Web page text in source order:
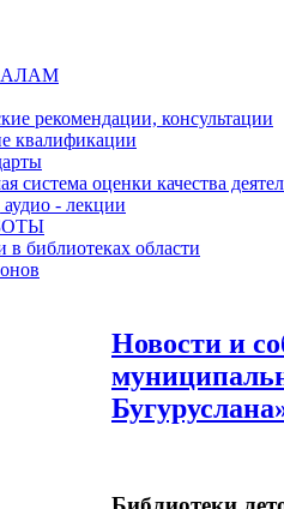
рекомендации, консультации
квалификации
система оценки качества
- лекции
библиотеках области
Новости и